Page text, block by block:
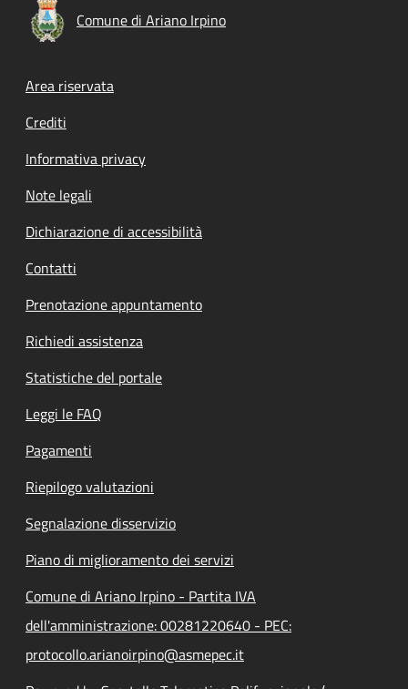
Comune di Ariano Irpino
Footer menu
Area riservata
Crediti
Informativa privacy
Note legali
Dichiarazione di accessibilità
Contatti
Prenotazione appuntamento
Richiedi assistenza
Statistiche del portale
Leggi le FAQ
Pagamenti
Riepilogo valutazioni
Segnalazione disservizio
Piano di miglioramento dei servizi
Comune di Ariano Irpino - Partita IVA
dell'amministrazione: 00281220640 - PEC:
protocollo.arianoirpino@asmepec.it